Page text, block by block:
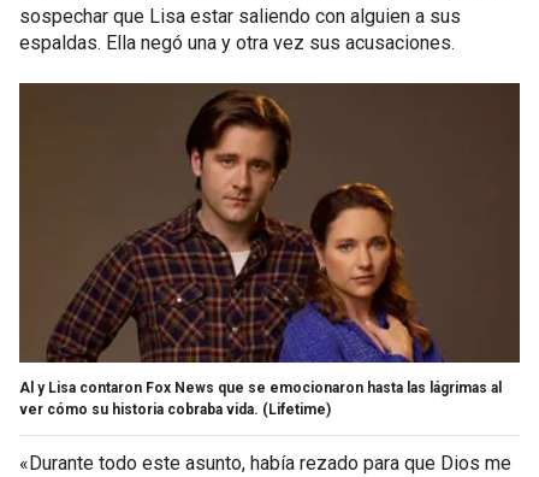
sospechar que Lisa estar saliendo con alguien a sus
espaldas. Ella negó una y otra vez sus acusaciones.
Al y Lisa contaron Fox News que se emocionaron hasta las lágrimas al
ver cómo su historia cobraba vida. (Lifetime)
«Durante todo este asunto, había rezado para que Dios me